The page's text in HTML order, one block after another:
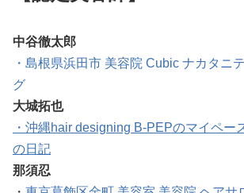
中谷徹太郎
・島根県浜田市 美容院 Cubic ナカタニ
グ
大城拓也
・沖縄hair designing B-PEPのマイペー
の日記
那須忍